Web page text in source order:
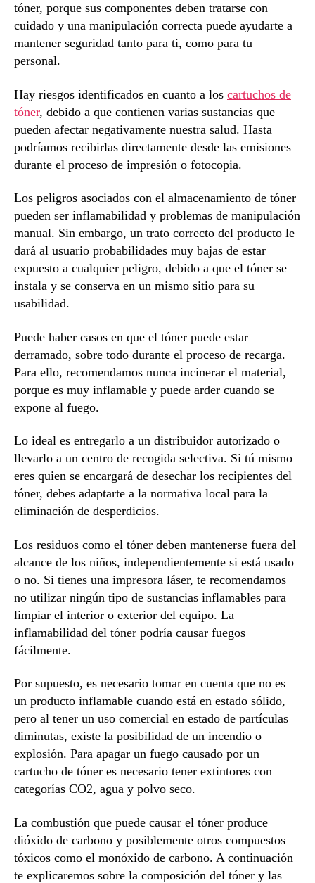
tóner, porque sus componentes deben tratarse con
cuidado y una manipulación correcta puede ayudarte a
mantener seguridad tanto para ti, como para tu
personal.
Hay riesgos identificados en cuanto a los cartuchos de
tóner, debido a que contienen varias sustancias que
pueden afectar negativamente nuestra salud. Hasta
podríamos recibirlas directamente desde las emisiones
durante el proceso de impresión o fotocopia.
Los peligros asociados con el almacenamiento de tóner
pueden ser inflamabilidad y problemas de manipulación
manual. Sin embargo, un trato correcto del producto le
dará al usuario probabilidades muy bajas de estar
expuesto a cualquier peligro, debido a que el tóner se
instala y se conserva en un mismo sitio para su
usabilidad.
Puede haber casos en que el tóner puede estar
derramado, sobre todo durante el proceso de recarga.
Para ello, recomendamos nunca incinerar el material,
porque es muy inflamable y puede arder cuando se
expone al fuego.
Lo ideal es entregarlo a un distribuidor autorizado o
llevarlo a un centro de recogida selectiva. Si tú mismo
eres quien se encargará de desechar los recipientes del
tóner, debes adaptarte a la normativa local para la
eliminación de desperdicios.
Los residuos como el tóner deben mantenerse fuera del
alcance de los niños, independientemente si está usado
o no. Si tienes una impresora láser, te recomendamos
no utilizar ningún tipo de sustancias inflamables para
limpiar el interior o exterior del equipo. La
inflamabilidad del tóner podría causar fuegos
fácilmente.
Por supuesto, es necesario tomar en cuenta que no es
un producto inflamable cuando está en estado sólido,
pero al tener un uso comercial en estado de partículas
diminutas, existe la posibilidad de un incendio o
explosión. Para apagar un fuego causado por un
cartucho de tóner es necesario tener extintores con
categorías CO2, agua y polvo seco.
La combustión que puede causar el tóner produce
dióxido de carbono y posiblemente otros compuestos
tóxicos como el monóxido de carbono. A continuación
te explicaremos sobre la composición del tóner y las